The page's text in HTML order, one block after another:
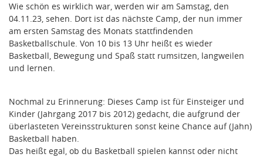
Wie schön es wirklich war, werden wir am Samstag, den
04.11.23, sehen. Dort ist das nächste Camp, der nun immer
am ersten Samstag des Monats stattfindenden
Basketballschule. Von 10 bis 13 Uhr heißt es wieder
Basketball, Bewegung und Spaß statt rumsitzen, langweilen
und lernen.
Nochmal zu Erinnerung: Dieses Camp ist für Einsteiger und
Kinder (Jahrgang 2017 bis 2012) gedacht, die aufgrund der
überlasteten Vereinsstrukturen sonst keine Chance auf (Jahn)
Basketball haben.
Das heißt egal, ob du Basketball spielen kannst oder nicht